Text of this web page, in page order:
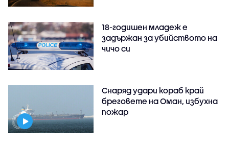
18-годишен младеж е
задържан за убийството на
чичо си
Снаряд удари кораб край
бреговете на Оман, избухна
пожар